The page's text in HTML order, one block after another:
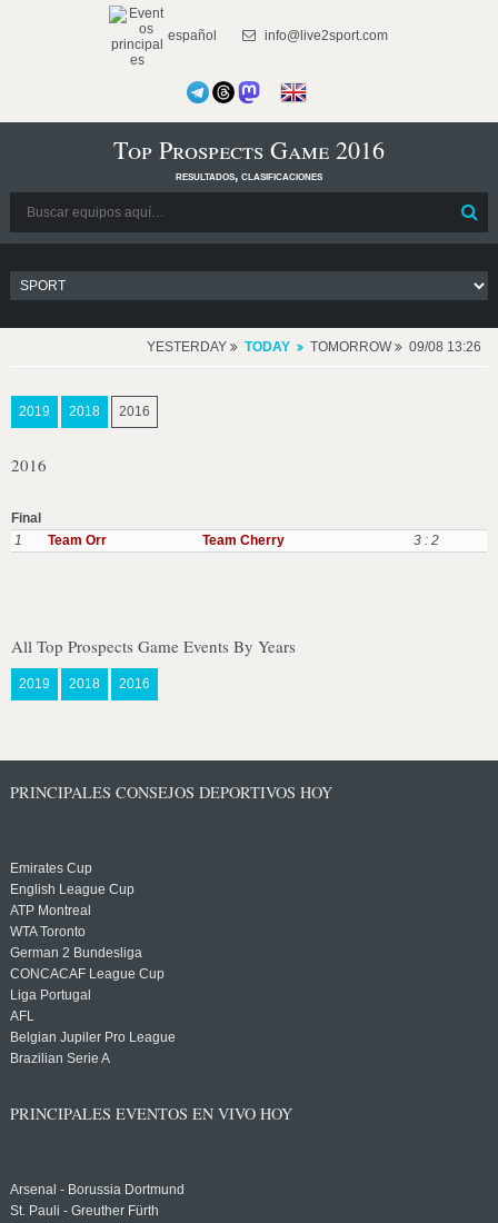
español info@live2sport.com
Top Prospects Game 2016
resultados, clasificaciones
YESTERDAY TODAY TOMORROW 09/08 13:26
2019 2018 2016
2016
Final
1
Team Orr Team Cherry 3 : 2
All Top Prospects Game Events By Years
2019 2018 2016
PRINCIPALES CONSEJOS DEPORTIVOS HOY
Emirates Cup
English League Cup
ATP Montreal
WTA Toronto
German 2 Bundesliga
CONCACAF League Cup
Liga Portugal
AFL
Belgian Jupiler Pro League
Brazilian Serie A
PRINCIPALES EVENTOS EN VIVO HOY
Arsenal - Borussia Dortmund
St. Pauli - Greuther Fürth